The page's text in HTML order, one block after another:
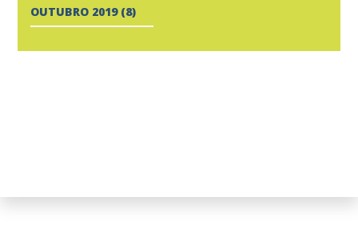
OUTUBRO 2019(8)